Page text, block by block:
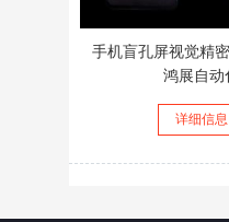
手机盲孔屏视觉精
鸿展自动
详细信息